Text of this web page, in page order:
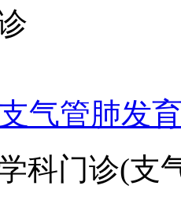
气管肺发
科门诊(支